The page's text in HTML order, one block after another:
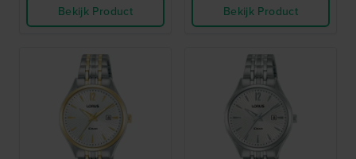
Bekijk Product
Bekijk Product